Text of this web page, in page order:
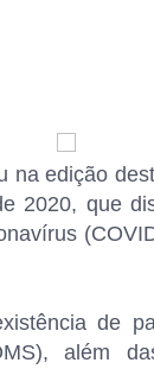
na edição
2020, que
de
além